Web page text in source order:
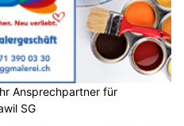
Ansprechpartner für
SG